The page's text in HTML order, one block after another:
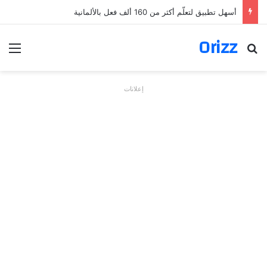
أسهل تطبيق لتعلّم أكثر من 160 ألف فعل بالألمانية
Orizz
بحث عن
إعلانات